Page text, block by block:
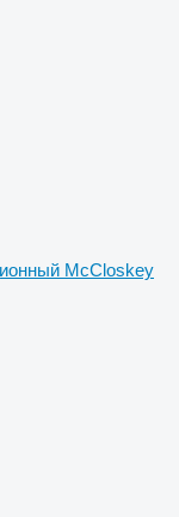
McCloskey